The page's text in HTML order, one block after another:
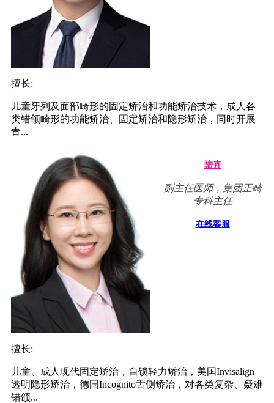
擅长:
儿童牙列及面部畸形的固定矫治和功能矫治技术，成人各
类错颌畸形的功能矫治、固定矫治和隐形矫治，同时开展
青...
陆卉
副主任医师，集团正畸
专科主任
在线客服
擅长:
儿童、成人现代固定矫治，自锁轻力矫治，美国Invisalign
透明隐形矫治，德国Incognito舌侧矫治，对各类复杂、疑难
错颌...